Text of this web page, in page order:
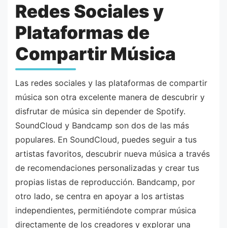
Redes Sociales y
Plataformas de
Compartir Música
Las redes sociales y las plataformas de compartir
música son otra excelente manera de descubrir y
disfrutar de música sin depender de Spotify.
SoundCloud y Bandcamp son dos de las más
populares. En SoundCloud, puedes seguir a tus
artistas favoritos, descubrir nueva música a través
de recomendaciones personalizadas y crear tus
propias listas de reproducción. Bandcamp, por
otro lado, se centra en apoyar a los artistas
independientes, permitiéndote comprar música
directamente de los creadores y explorar una